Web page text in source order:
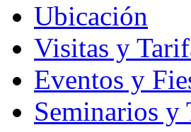
Ubicación
Visitas y
Eventos y
Seminarios y